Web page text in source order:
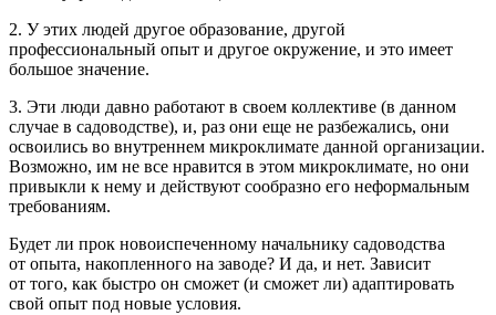
2. У этих людей другое образование, другой
профессиональный опыт и другое окружение, и это имеет
большое значение.
3. Эти люди давно работают в своем коллективе (в данном
случае в садоводстве), и, раз они еще не разбежались, они
освоились во внутреннем микроклимате данной организации.
Возможно, им не все нравится в этом микроклимате, но они
привыкли к нему и действуют сообразно его неформальным
требованиям.
Будет ли прок новоиспеченному начальнику садоводства
от опыта, накопленного на заводе? И да, и нет. Зависит
от того, как быстро он сможет (и сможет ли) адаптировать
свой опыт под новые условия.